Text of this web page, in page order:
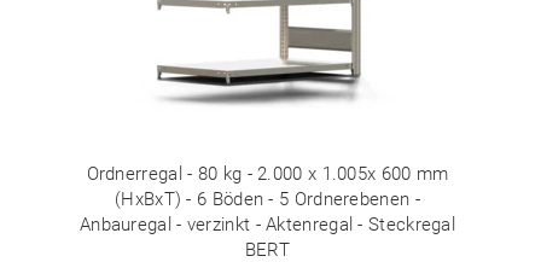
Ordnerregal - 80 kg - 2.000 x 1.005x 600 mm
(HxBxT) - 6 Böden - 5 Ordnerebenen -
Anbauregal - verzinkt - Aktenregal - Steckregal
BERT